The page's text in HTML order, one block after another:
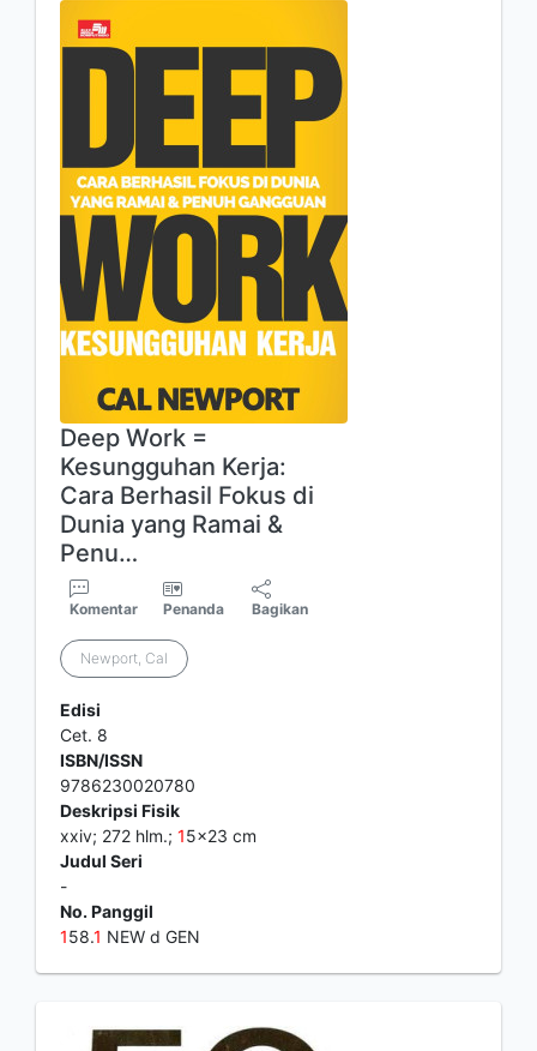
Deep Work =
Kesungguhan Kerja:
Cara Berhasil Fokus di
Dunia yang Ramai &
Penu…
Komentar Penanda Bagikan
Newport, Cal
Edisi
Cet. 8
ISBN/ISSN
9786230020780
Deskripsi Fisik
xxiv; 272 hlm.; 15x23 cm
Judul Seri
-
No. Panggil
158.1 NEW d GEN